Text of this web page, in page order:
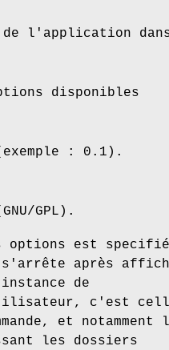
l'application
disponibles
: 0.1).
GPL).
options est
s'arrête après
de
c'est
et notamment
les dossiers